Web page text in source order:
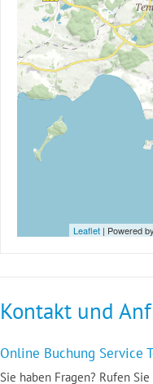
Leaflet | Powered by
Kontakt und
Online Buchung Service
Sie haben Fragen? Rufen Sie